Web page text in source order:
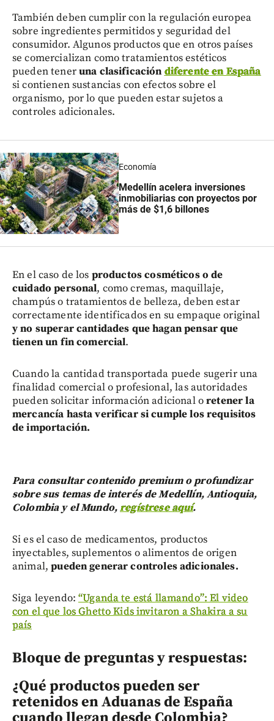
También deben cumplir con la regulación europea
sobre ingredientes permitidos y seguridad del
consumidor. Algunos productos que en otros países
se comercializan como tratamientos estéticos
pueden teneruna clasificación diferente en España
si contienen sustancias con efectos sobre el
organismo, por lo que pueden estar sujetos a
controles adicionales.
Economía
Medellín acelera inversiones
inmobiliarias con proyectos por
más de $1,6 billones
En el caso de los productos cosméticos o de
cuidado personal, como cremas, maquillaje,
champús o tratamientos de belleza, deben estar
correctamente identificados en su empaque original
y no superar cantidades que hagan pensar que
tienen un fin comercial.
Cuando la cantidad transportada puede sugerir una
finalidad comercial o profesional, las autoridades
pueden solicitar información adicional oretener la
mercancía hasta verificar si cumple los requisitos
de importación.
Para consultar contenido premium o profundizar
sobre sus temas de interés de Medellín, Antioquia,
Colombia y el Mundo,regístrese aquí.
Si es el caso de medicamentos, productos
inyectables, suplementos o alimentos de origen
animal,pueden generar controles adicionales.
Siga leyendo:“Uganda te está llamando”: El video
con el que los Ghetto Kids invitaron a Shakira a su
país
Bloque de preguntas y respuestas:
¿Qué productos pueden ser
retenidos en Aduanas de España